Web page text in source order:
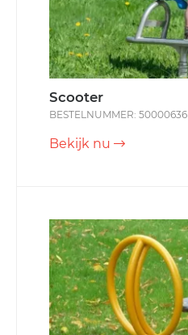
Scooter
BESTELNUMMER: 50000636
Bekijk nu